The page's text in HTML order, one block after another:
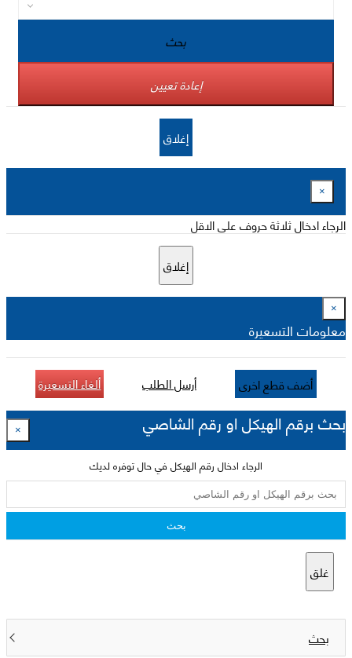
بحث
إعادة تعيين
إغلاق
×
الرجاء ادخال ثلاثة حروف على الاقل
إغلاق
×
معلومات التسعيرة
أضف قطع اخرى أرسل الطلب ألغاء التسعيرة
بحث برقم الهيكل او رقم الشاصي ×
الرجاء ادخال رقم الهيكل في حال توفره لديك
بحث
غلق
بحث